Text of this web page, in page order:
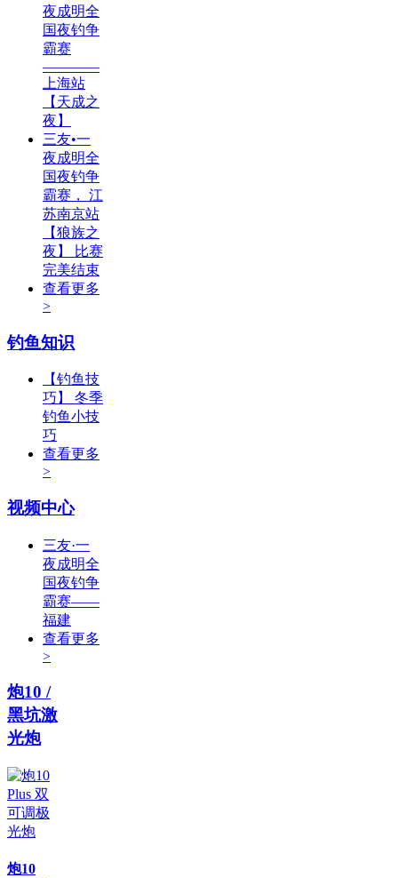
夜成明全
国夜钓争
霸赛
————
上海站
【天成之
夜】
三友•一
夜成明全
国夜钓争
霸赛， 江
苏南京站
【狼族之
夜】 比赛
完美结束
查看更多
>
钓鱼知识
【钓鱼技
巧】 冬季
钓鱼小技
巧
查看更多
>
视频中心
三友·一
夜成明全
国夜钓争
霸赛——
福建
查看更多
>
炮10 /
黑坑激
光炮
炮10